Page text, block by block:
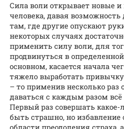
Сила воли открывает новые
человека, давая возможность
там, где другие опускают
некоторых случаях
применить силу воли, для
продвинуться в
основном, касается начала
тяжело выработать
– то применив несколько раз
даваться с каждым разом всё
Первый раз совершать
быть страшно, но избавление